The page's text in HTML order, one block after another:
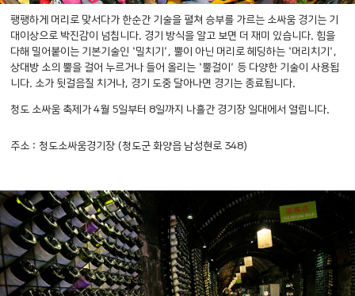
팽팽하게 머리로 맞서다가 한순간 기술을 펼쳐 승부를 가르는 소싸움 경기는 기
대이상으로 박진감이 넘칩니다. 경기 방식을 알고 보면 더 재미 있습니다. 힘을
다해 밀어붙이는 기본기술인 ‘밀치기’, 뿔이 아닌 머리로 헤딩하는 ‘머리치기’,
상대방 소의 뿔을 걸어 누르거나 들어 올리는 ‘뿔걸이’ 등 다양한 기술이 사용됩
니다. 소가 뒷걸음질 치거나, 경기 도중 달아나면 경기는 종료됩니다.
청도 소싸움 축제가 4월 5일부터 8일까지 나흘간 경기장 일대에서 열립니다.
주소 : 청도소싸움경기장 (청도군 화양읍 남성현로 348)